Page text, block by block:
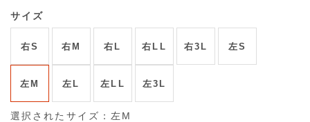
サイズ
右S 右M 右L 右LL 右3L 左S
左M 左L 左LL 左3L
選択されたサイズ：左M